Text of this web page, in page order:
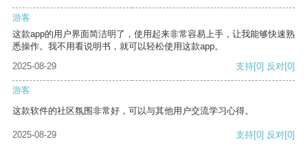
游客
这款app的用户界面简洁明了，使用起来非常容易上手，让我能够快速熟
悉操作。我不用看说明书，就可以轻松使用这款app。
2025-08-29
支持[0] 反对[0]
游客
这款软件的社区氛围非常好，可以与其他用户交流学习心得。
2025-08-29 支持[0] 反对[0]